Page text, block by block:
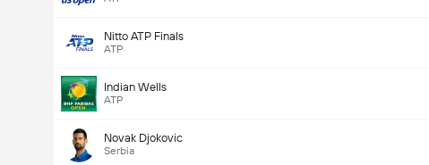
Nitto ATP Finals
ATP
Indian Wells
ATP
Novak Djokovic
Serbia